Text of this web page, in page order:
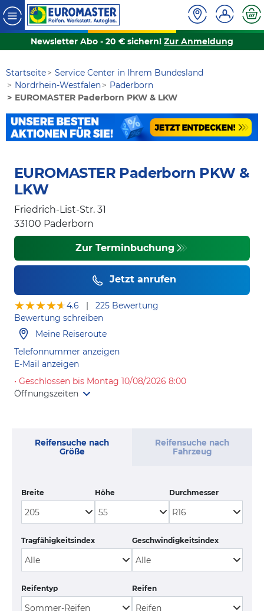
Newsletter Abo - 20 € sichern! Zur Anmeldung
Startseite
Service Center in Ihrem Bundesland
Nordrhein-Westfalen
Paderborn
EUROMASTER Paderborn PKW & LKW
EUROMASTER Paderborn PKW &
LKW
Friedrich-List-Str. 31
33100 Paderborn
Zur Terminbuchung
Jetzt anrufen
★★★★★
★★★★★4.6 |225 Bewertung
Bewertung schreiben
Meine Reiseroute
Telefonnummer anzeigen
E-Mail anzeigen
• Geschlossen bis Montag 10/08/2026 8:00
Öffnungszeiten
Reifensuche nach
Größe
Reifensuche nach
Fahrzeug
Breite Höhe Durchmesser
Tragfähigkeitsindex Geschwindigkeitsindex
Reifentyp Reifen